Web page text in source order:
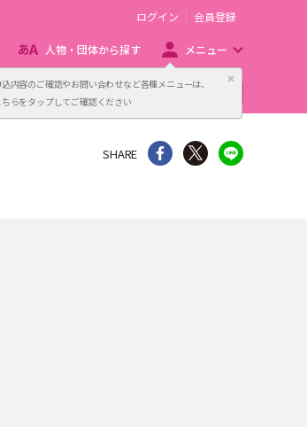
込内容のご確認やお問い合わせなど各種メニューは、
ちらをタップしてご確認ください
閉じる
ログイン 会員登録
人物・団体から探す メニュー
主催者向け販売サービス
SHARE シェア Twitter